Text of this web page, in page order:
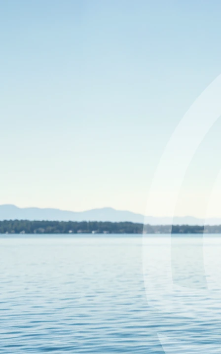
Administratorem Twoich danych osobowych jest Sportano.com Sp.
. Więcej informacji znajdziesz w
Polityka prywatności i cookies - Sportano.pl.
pośrednictwem przeglądarki). Ponieważ chcemy pozostawić Ci
decyzję o sposobie korzystania z naszych usług, możesz sam(a)
kontrolować korzystanie z niektórych rodzajów plików cookie lub
podobnych technologii. Kliknij na poszczególne nagłówki kategorii,
aby dowiedzieć się więcej i zmienić swoje ustawienia. Jeśli
odrzucisz niektóre pliki cookie lub podobne technologie, może to
spowodować wyświetlenie mniej istotnych treści lub niedostępność
niektórych funkcji naszych usług.
Rozwiń opis Zwiń opis Więcej informacji